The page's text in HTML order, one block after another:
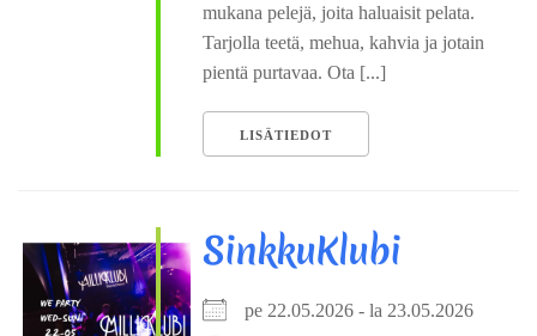
mukana pelejä, joita haluaisit pelata.
Tarjolla teetä, mehua, kahvia ja jotain
pientä purtavaa. Ota [...]
LISÄTIEDOT
SinkkuKlubi
pe 22.05.2026 - la 23.05.2026